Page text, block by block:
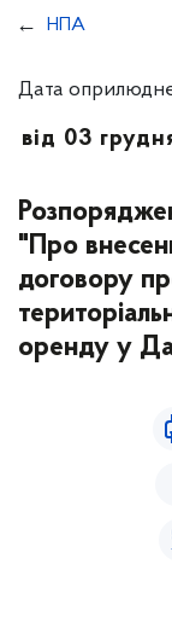
НПА
Дата
від 03
"Про
договору
оренду у